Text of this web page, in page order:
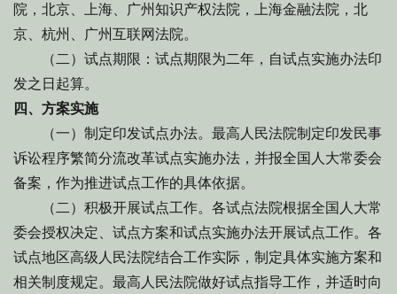
院，北京、上海、广州知识产权法院，上海金融法院，北
京、杭州、广州互联网法院。
（二）试点期限：试点期限为二年，自试点实施办法印
发之日起算。
四、方案实施
（一）制定印发试点办法。最高人民法院制定印发民事
诉讼程序繁简分流改革试点实施办法，并报全国人大常委会
备案，作为推进试点工作的具体依据。
（二）积极开展试点工作。各试点法院根据全国人大常
委会授权决定、试点方案和试点实施办法开展试点工作。各
试点地区高级人民法院结合工作实际，制定具体实施方案和
相关制度规定。最高人民法院做好试点指导工作，并适时向